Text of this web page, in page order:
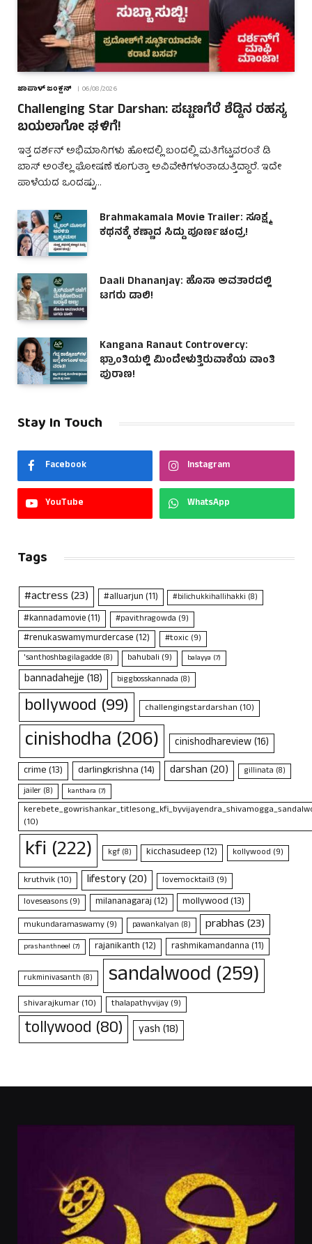
ಜಾಪಾಳ್ ಜಂಕ್ಷನ್ 06/08/2026
Challenging Star Darshan: ಪಟ್ಟಣಗೆರೆ ಶೆಡ್ಡಿನ ರಹಸ್ಯ
ಬಯಲಾಗೋ ಘಳಿಗೆ!
ಇತ್ತ ದರ್ಶನ್ ಅಭಿಮಾನಿಗಳು ಹೋದಲ್ಲಿ ಬಂದಲ್ಲಿ ಮತಿಗೆಟ್ಟವರಂತೆ ಡಿ
ಬಾಸ್ ಅಂತೆಲ್ಲ ಘೋಷಣೆ ಕೂಗುತ್ತಾ ಅವಿವೇಕಿಗಳಂತಾಡುತ್ತಿದ್ದಾರೆ. ಇದೇ
ಪಾಳೆಯದ ಒಂದಷ್ಟು…
Brahmakamala Movie Trailer: ಸೂಕ್ಷ್ಮ
ಕಥನಕ್ಕೆ ಕಣ್ಣಾದ ಸಿದ್ದು ಪೂರ್ಣಚಂದ್ರ!
Daali Dhananjay: ಹೊಸಾ ಅವತಾರದಲ್ಲಿ
ಟಗರು ಡಾಲಿ!
Kangana Ranaut Controvercy:
ಭ್ರಾಂತಿಯಲ್ಲಿ ಮಿಂದೇಳುತ್ತಿರುವಾಕೆಯ ವಾಂತಿ
ಪುರಾಣ!
Stay In Touch
Facebook Instagram
YouTube WhatsApp
Tags
#actress(23) #alluarjun(11) #bilichukkihallihakki (8)
#kannadamovie(11) #pavithragowda (9)
#renukaswamymurdercase(12) #toxic(9)
'santhoshbagilagadde (8) bahubali (9) balayya (7)
bannadahejje(18) biggbosskannada (8)
bollywood (99) challengingstardarshan (10)
cinishodha (206) cinishodhareview(16)
crime(13) darlingkrishna(14) darshan(20) gillinata (8)
jailer (8) kanthara (7)
(10)
kfi (222) kgf(8) kicchasudeep(12) kollywood (9)
kruthvik(10) lifestory(20) lovemocktail3 (9)
loveseasons (9) milananagaraj(12) mollywood(13)
mukundaramaswamy (9) pawankalyan (8) prabhas(23)
prashanthneel (7) rajanikanth(12) rashmikamandanna(11)
rukminivasanth (8) sandalwood (259)
shivarajkumar(10) thalapathyvijay(9)
tollywood (80) yash(18)